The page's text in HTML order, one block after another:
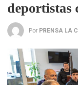
deportistas
Por PRENSA LA